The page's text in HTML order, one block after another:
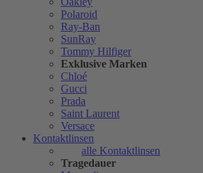
Polaroid
Ray-Ban
SunRay
Tommy Hilfiger
Exklusive Marken
Chloé
Gucci
Prada
Saint Laurent
Versace
Kontaktlinsen
alle Kontaktlinsen
Tragedauer